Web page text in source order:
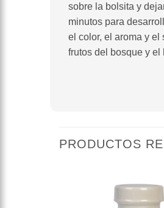
sobre la bolsita y
minutos para
el color, el aroma y el
frutos del bosque y el
PRODUCTOS